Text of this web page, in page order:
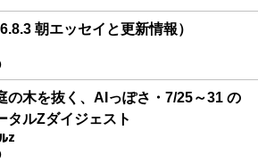
朝エッセイと更新情報）
の木を抜く、AIっぽさ・7/25～31 の
タルZダイジェスト
Z